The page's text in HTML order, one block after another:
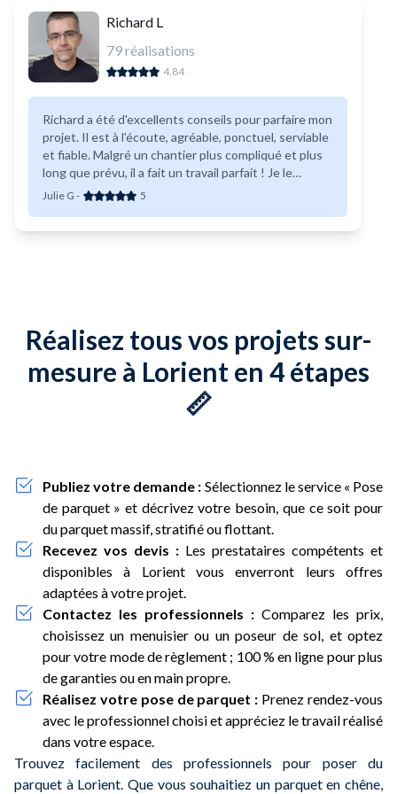
Ces professionnels peuvent vous aider dans la pose de votre
parquet, vous offrant des conseils précieux et un savoir-faire
inégalé. Ne laissez pas le choix du parquet et son installation
Richard L
79réalisations
4.84
Richard a été d'excellents conseils pour parfaire mon
projet. Il est à l'écoute, agréable, ponctuel, serviable
et fiable. Malgré un chantier plus compliqué et plus
long que prévu, il a fait un travail parfait ! Je le
recommande à 200%.
Julie G - 5
Réalisez tous vos projets sur-
mesure à Lorient en 4 étapes
📏
Publiez votre demande : Sélectionnez le service « Pose
de parquet » et décrivez votre besoin, que ce soit pour
du parquet massif, stratifié ou flottant.
Recevez vos devis : Les prestataires compétents et
disponibles à Lorient vous enverront leurs offres
adaptées à votre projet.
Contactez les professionnels : Comparez les prix,
choisissez un menuisier ou un poseur de sol, et optez
pour votre mode de règlement ; 100 % en ligne pour plus
de garanties ou en main propre.
Réalisez votre pose de parquet : Prenez rendez-vous
avec le professionnel choisi et appréciez le travail réalisé
dans votre espace.
Trouvez facilement des professionnels pour poser du
parquet à Lorient. Que vous souhaitiez un parquet en chêne,